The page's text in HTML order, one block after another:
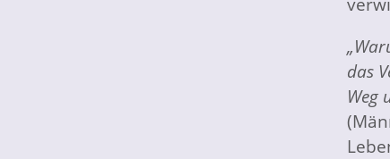
das
Weg